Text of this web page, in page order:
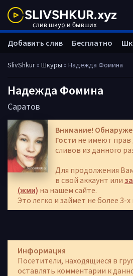
SlivShkur» Шкуры » Надежда Фомина
Надежда Фомина
Саратов
Внимание!
Гости не имеют прав
сливов из данного
Для продолжения
в свой аккаунт или
(жми) на нашем сайте.
Это легко и займет не более 3-х
Информация
Посетители, находящиеся в
оставлять комментарии к
Добавить слив Бесплатно